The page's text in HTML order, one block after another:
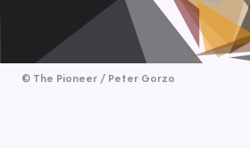
© The Pioneer / Peter Gorzo